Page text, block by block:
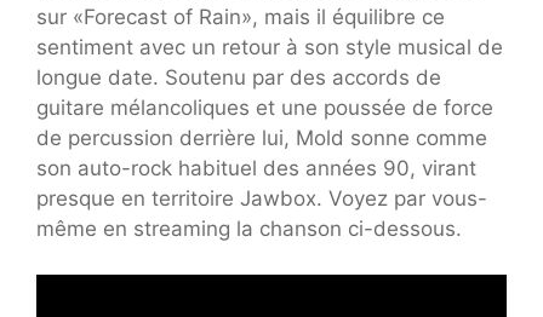
sur «Forecast of Rain», mais il équilibre ce
sentiment avec un retour à son style musical de
longue date. Soutenu par des accords de
guitare mélancoliques et une poussée de force
de percussion derrière lui, Mold sonne comme
son auto-rock habituel des années 90, virant
presque en territoire Jawbox. Voyez par vous-
même en streaming la chanson ci-dessous.